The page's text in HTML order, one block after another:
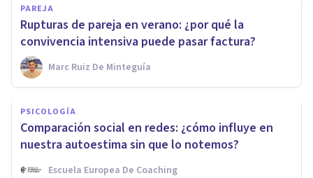
PAREJA
Rupturas de pareja en verano: ¿por qué la
convivencia intensiva puede pasar factura?
Marc Ruiz De Minteguía
PSICOLOGÍA
Comparación social en redes: ¿cómo influye en
nuestra autoestima sin que lo notemos?
Escuela Europea De Coaching